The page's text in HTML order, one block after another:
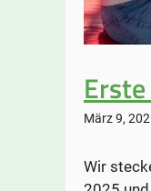
März 9,
Wir